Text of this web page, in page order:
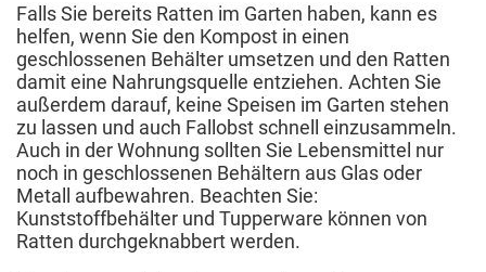
Falls Sie bereits Ratten im Garten haben, kann es
helfen, wenn Sie den Kompost in einen
geschlossenen Behälter umsetzen und den Ratten
damit eine Nahrungsquelle entziehen. Achten Sie
außerdem darauf, keine Speisen im Garten stehen
zu lassen und auch Fallobst schnell einzusammeln.
Auch in der Wohnung sollten Sie Lebensmittel nur
noch in geschlossenen Behältern aus Glas oder
Metall aufbewahren. Beachten Sie:
Kunststoffbehälter und Tupperware können von
Ratten durchgeknabbert werden.